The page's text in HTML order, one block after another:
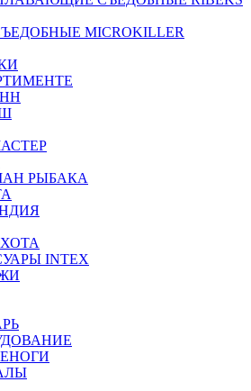
MICROKILLER
РЫБАКА
INTEX